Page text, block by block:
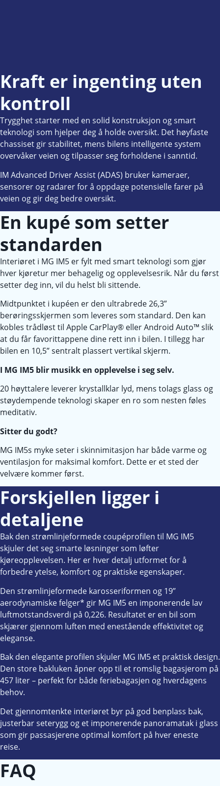
Kraft er ingenting uten
kontroll
Trygghet starter med en solid konstruksjon og smart
teknologi som hjelper deg å holde oversikt. Det høyfaste
chassiset gir stabilitet, mens bilens intelligente system
overvåker veien og tilpasser seg forholdene i sanntid.
IM Advanced Driver Assist (ADAS) bruker kameraer,
sensorer og radarer for å oppdage potensielle farer på
veien og gir deg bedre oversikt.
En kupé som setter
standarden
Interiøret i MG IM5 er fylt med smart teknologi som gjør
hver kjøretur mer behagelig og opplevelsesrik. Når du først
setter deg inn, vil du helst bli sittende.
Midtpunktet i kupéen er den ultrabrede 26,3”
berøringsskjermen som leveres som standard. Den kan
kobles trådløst til Apple CarPlay® eller Android Auto™ slik
at du får favorittappene dine rett inn i bilen. I tillegg har
bilen en 10,5” sentralt plassert vertikal skjerm.
I MG IM5 blir musikk en opplevelse i seg selv.
20 høyttalere leverer krystallklar lyd, mens tolags glass og
støydempende teknologi skaper en ro som nesten føles
meditativ.
Sitter du godt?
MG IM5s myke seter i skinnimitasjon har både varme og
ventilasjon for maksimal komfort. Dette er et sted der
velvære kommer først.
Forskjellen ligger i
detaljene
Bak den strømlinjeformede coupéprofilen til MG IM5
skjuler det seg smarte løsninger som løfter
kjøreopplevelsen. Her er hver detalj utformet for å
forbedre ytelse, komfort og praktiske egenskaper.
Den strømlinjeformede karosseriformen og 19”
aerodynamiske felger* gir MG IM5 en imponerende lav
luftmotstandsverdi på 0,226. Resultatet er en bil som
skjærer gjennom luften med enestående effektivitet og
eleganse.
Bak den elegante profilen skjuler MG IM5 et praktisk design.
Den store bakluken åpner opp til et romslig bagasjerom på
457 liter – perfekt for både feriebagasjen og hverdagens
behov.
Det gjennomtenkte interiøret byr på god benplass bak,
justerbar seterygg og et imponerende panoramatak i glass
som gir passasjerene optimal komfort på hver eneste
reise.
FAQ